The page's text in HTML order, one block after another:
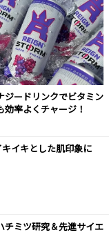
ジードリンクでビタミン
効率よくチャージ！
イキとした肌印象に
チミツ研究＆先進サイエ